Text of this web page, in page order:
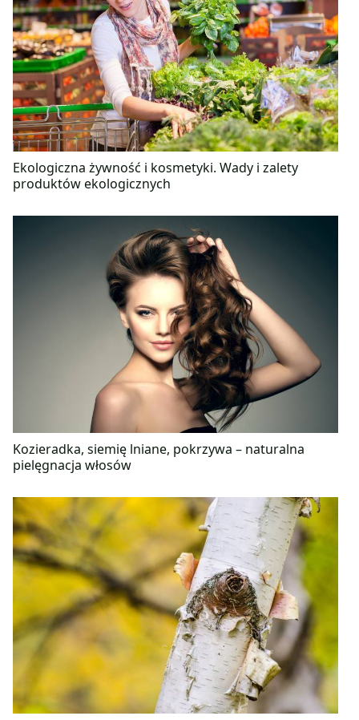
Ekologiczna żywność i kosmetyki. Wady i zalety
produktów ekologicznych
Kozieradka, siemię lniane, pokrzywa – naturalna
pielęgnacja włosów